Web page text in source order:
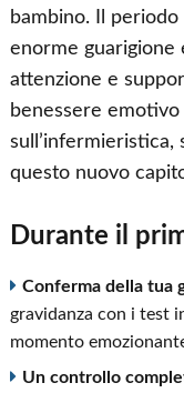
bambino. Il
enorme guarigione
attenzione e
benessere
sull’infermieristica,
questo nuovo
Durante il
Conferma della tua
gravidanza con i test
momento
Un controllo